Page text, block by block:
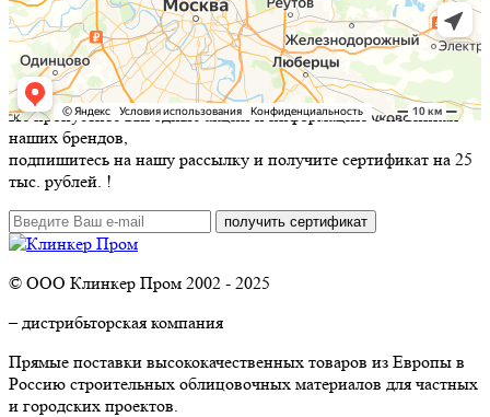
Не пропустите выгодные акции и информацию о новинках
наших брендов,
подпишитесь на нашу рассылку и получите сертификат на 25
тыс. рублей. !
© ООО Клинкер Пром 2002 - 2025
– дистрибьторская компания
Прямые поставки высококачественных товаров из Европы в
Россию строительных облицовочных материалов для частных
и городских проектов.